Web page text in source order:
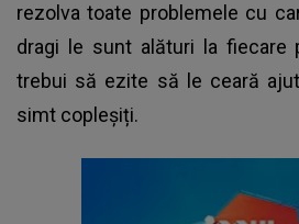
rezolva toate problemele cu
dragi le sunt alături la fiecare
trebui să ezite să le ceară
simt copleșiți.